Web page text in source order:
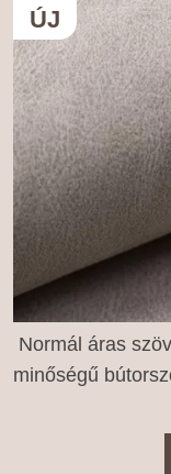
ÚJ
Normál áras
minőségű